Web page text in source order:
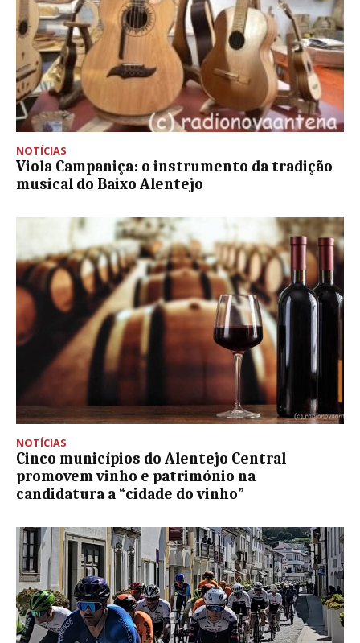
NOTÍCIAS
Viola Campaniça: o instrumento da tradição
musical do Baixo Alentejo
NOTÍCIAS
Cinco municípios do Alentejo Central
promovem vinho e património na
candidatura a “cidade do vinho”